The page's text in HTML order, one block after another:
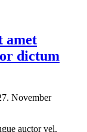
amet
dictum
November
auctor vel.